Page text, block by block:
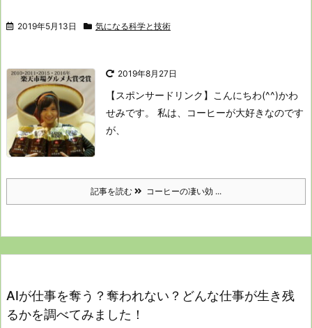
2019年5月13日 気になる科学と技術
2019年8月27日
【スポンサードリンク】
こんにちわ(^^)かわ
せみです。
私は、コーヒーが大好きなのです
が、
記事を読む コーヒーの凄い効 ...
AIが仕事を奪う？奪われない？どんな仕事が生き残
るかを調べてみました！